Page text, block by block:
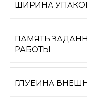
ШИРИНА
ПАМЯТЬ
РАБОТЫ
ГЛУБИНА